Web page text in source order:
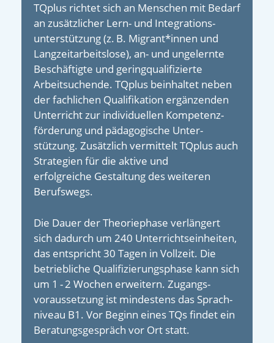
TQplus richtet sich an Menschen mit Bedarf
an zusätzlicher Lern- und Integrations­
unterstützung (z. B. Migrant*innen und
Langzeit­arbeitslose), an- und un­gelernte
Beschäftigte und gering­qualifizierte
Arbeitsuchende. TQplus beinhaltet neben
der fachlichen Qualifikation ergänzenden
Unterricht zur individuellen Kompetenz­
förderung und päda­gogische Unter­
stützung. Zusätzlich vermittelt TQplus auch
Strategien für die aktive und
erfolgreiche Gestaltung des weiteren
Berufswegs.
Die Dauer der Theoriephase verlängert
sich dadurch um 240 Unterrichts­einheiten,
das entspricht 30 Tagen in Vollzeit. Die
betrieb­liche Quali­fizierungs­­phase kann sich
um 1 - 2 Wochen erweitern. Zugangs­
voraussetzung ist mindes­tens das Sprach­
niveau B1. Vor Beginn eines TQs findet ein
Beratungs­gespräch vor Ort statt.